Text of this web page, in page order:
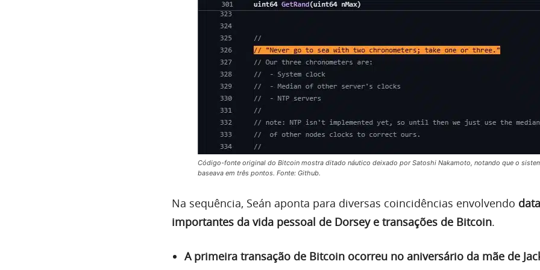
Código-fonte original do Bitcoin mostra ditado náutico deixado por Satoshi Nakamoto, notando que o
baseava em três pontos. Fonte: Github.
Na sequência, Seán aponta para diversas coincidências envolvendo
importantes da vida pessoal de Dorsey e transações de Bitcoin.
A primeira transação de Bitcoin ocorreu no aniversário da mãe de